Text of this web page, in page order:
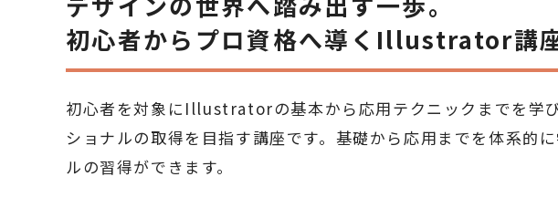
初心者からプロ資格へ導くIllustrator講
初心者を対象にIllustratorの基本から応用テクニックまでを学
ショナルの取得を目指す講座です。基礎から応用までを体系的
ルの習得ができます。